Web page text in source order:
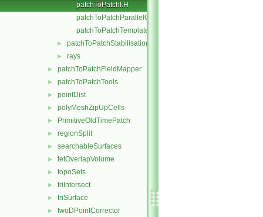
patchToPatchI.H
patchToPatchParallelOps.C
patchToPatchTemplates.C
► patchToPatchStabilisation
► rays
► patchToPatchFieldMapper
► patchToPatchTools
► pointDist
► polyMeshZipUpCells
► PrimitiveOldTimePatch
► regionSplit
► searchableSurfaces
► tetOverlapVolume
► topoSets
► triIntersect
► triSurface
► twoDPointCorrector